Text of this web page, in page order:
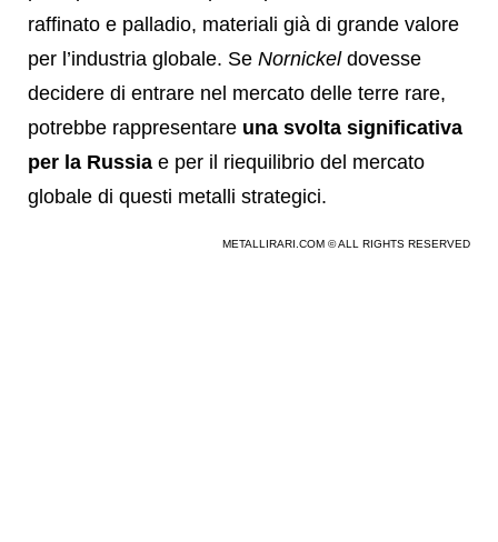
raffinato e palladio, materiali già di grande valore
per l’industria globale. Se Nornickeldovesse
decidere di entrare nel mercato delle terre rare,
potrebbe rappresentare una svolta significativa
per la Russia e per il riequilibrio del mercato
globale di questi metalli strategici.
METALLIRARI.COM © ALL RIGHTS RESERVED